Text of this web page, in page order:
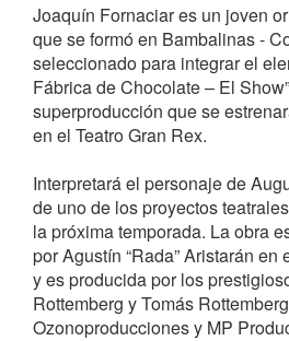
Joaquín Fornaciar es un joven
que se formó en Bambalinas -
seleccionado para integrar el
Fábrica de Chocolate – El
superproducción que se
en el Teatro Gran Rex.
Interpretará el personaje de
de uno de los proyectos
la próxima temporada. La obra
por Agustín “Rada” Aristarán
y es producida por los
Rottemberg y Tomás
Ozonoproducciones y MP